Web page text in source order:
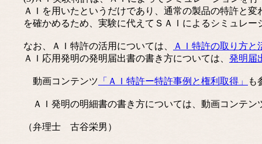
ＡＩを用いたというだけであり、通常の製品の特許と
を確かめるため、実験に代えてＳＡＩによるシミュレ
なお、ＡＩ特許の活用については、
ＡＩ特許の取り方と
ＡＩ応用発明の発明届出書の書き方については、 発明届
動画コンテンツ 「ＡＩ特許ー特許事例と権利取得」 も
ＡＩ発明の明細書の書き方については、動画コンテン
（弁理士 古谷栄男）